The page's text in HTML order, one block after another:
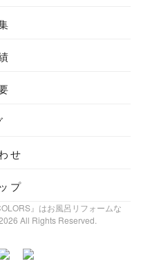
せ
プ
』はお風呂リフォームな
All Rights Reserved.